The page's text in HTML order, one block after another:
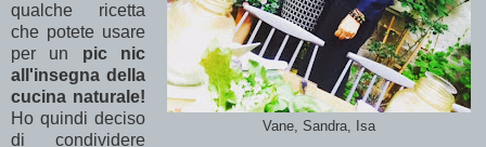
Vane, Sandra, Isa
qualche ricetta
che potete usare
per un pic nic
all'insegna della
cucina naturale!
Ho quindi deciso
di condividere